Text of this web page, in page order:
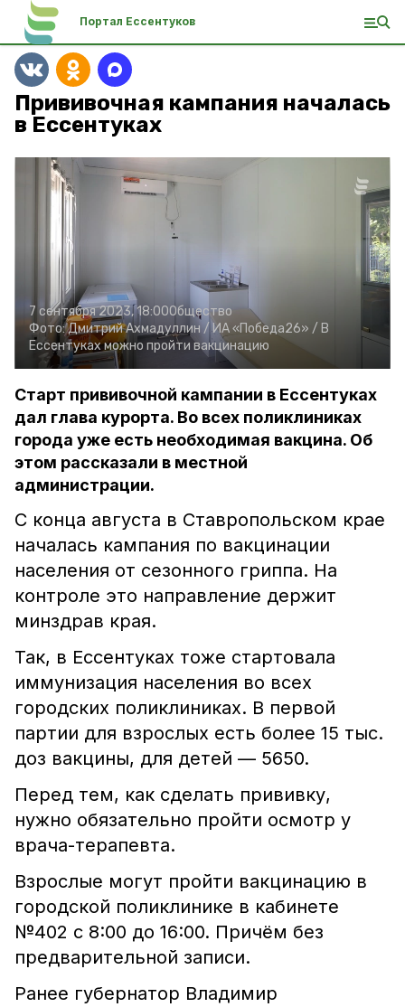
Портал Ессентуков
Прививочная кампания началась
в Ессентуках
7 сентября 2023, 18:00Общество
Фото:Дмитрий Ахмадуллин / ИА «Победа26» / В
Ессентуках можно пройти вакцинацию
Старт прививочной кампании в Ессентуках
дал глава курорта. Во всех поликлиниках
города уже есть необходимая вакцина. Об
этом рассказали в местной
администрации.
С конца августа в Ставропольском крае
началась кампания по вакцинации
населения от сезонного гриппа. На
контроле это направление держит
минздрав края.
Так, в Ессентуках тоже стартовала
иммунизация населения во всех
городских поликлиниках. В первой
партии для взрослых есть более 15 тыс.
доз вакцины, для детей — 5650.
Перед тем, как сделать прививку,
нужно обязательно пройти осмотр у
врача-терапевта.
Взрослые могут пройти вакцинацию в
городской поликлинике в кабинете
№402 с 8:00 до 16:00. Причём без
предварительной записи.
Ранее губернатор Владимир